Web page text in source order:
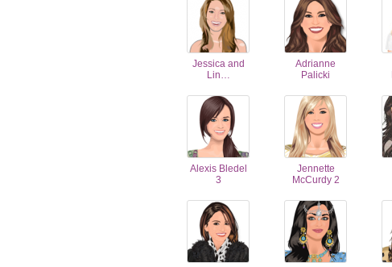
Jessica and
Lin…
Adrianne
Palicki
Alexis Bledel
3
Jennette
McCurdy 2